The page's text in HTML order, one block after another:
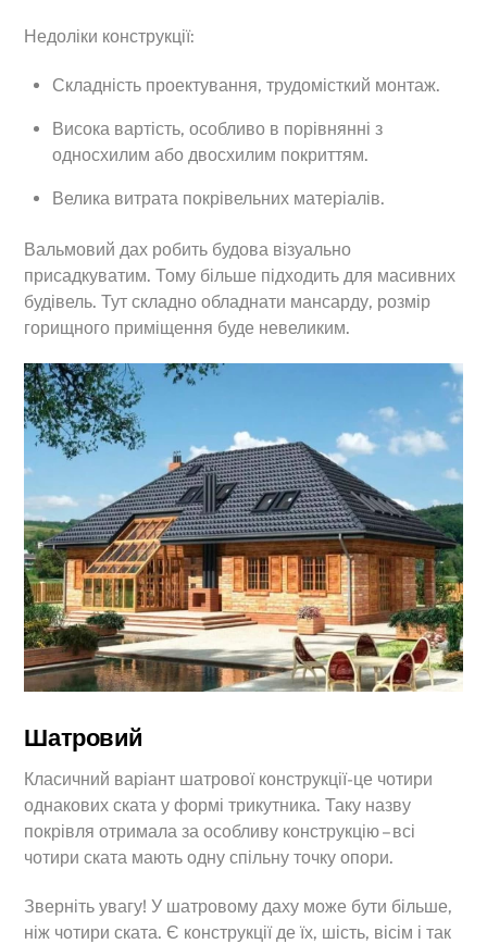
Недоліки конструкції:
Складність проектування, трудомісткий монтаж.
Висока вартість, особливо в порівнянні з
односхилим або двосхилим покриттям.
Велика витрата покрівельних матеріалів.
Вальмовий дах робить будова візуально
присадкуватим. Тому більше підходить для масивних
будівель. Тут складно обладнати мансарду, розмір
горищного приміщення буде невеликим.
Шатровий
Класичний варіант шатрової конструкції-це чотири
однакових ската у формі трикутника. Таку назву
покрівля отримала за особливу конструкцію – всі
чотири ската мають одну спільну точку опори.
Зверніть увагу! У шатровому даху може бути більше,
ніж чотири ската. Є конструкції де їх, шість, вісім і так